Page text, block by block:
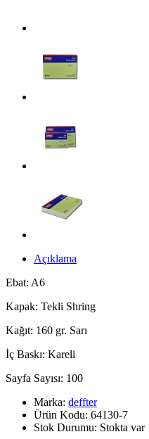
Açıklama
Ebat: A6
Kapak: Tekli Shring
Kağıt: 160 gr. Sarı
İç Baskı: Kareli
Sayfa Sayısı: 100
Marka: deffter
Ürün Kodu: 64130-7
Stok Durumu: Stokta var